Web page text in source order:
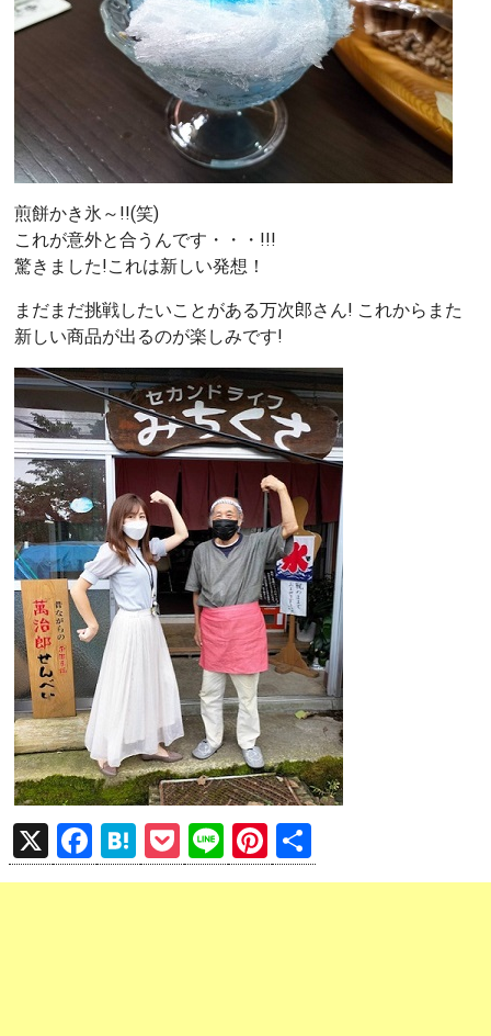
煎餅かき氷～!!(笑)
これが意外と合うんです・・・!!!
驚きました!これは新しい発想！
まだまだ挑戦したいことがある万次郎さん! これからまた
新しい商品が出るのが楽しみです!
X
F
a
H
at
P
o
Li
n
Pi
nt 有